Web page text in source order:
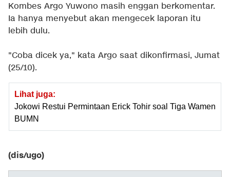
Kombes Argo Yuwono masih enggan berkomentar.
Ia hanya menyebut akan mengecek laporan itu
lebih dulu.
"Coba dicek ya," kata Argo saat dikonfirmasi, Jumat
(25/10).
Lihat juga:
Jokowi Restui Permintaan Erick Tohir soal Tiga Wamen
BUMN
(dis/ugo)